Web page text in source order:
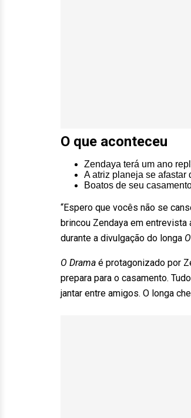
O que aconteceu
Zendaya terá um ano
A atriz planeja se afastar
Boatos de seu
“Espero que vocês não se
brincou Zendaya em entrevista
durante a divulgação do longa
O Drama é protagonizado por
prepara para o casamento.
jantar entre amigos. O longa